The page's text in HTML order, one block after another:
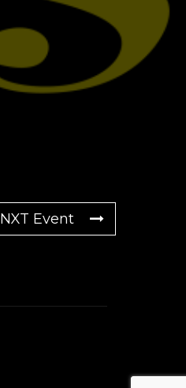
NXT Event